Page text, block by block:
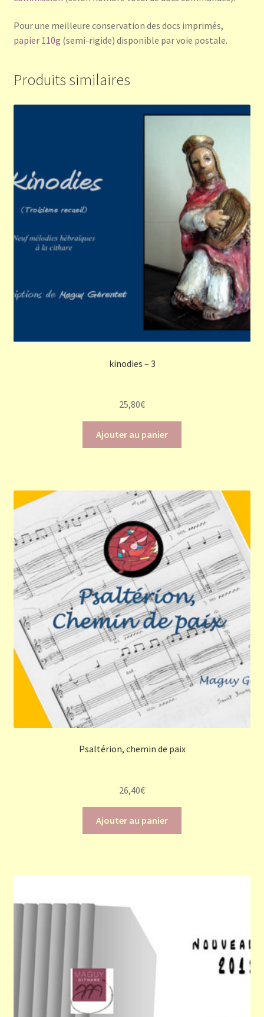
Pour une meilleure conservation des docs imprimés,
papier 110g (semi-rigide) disponible par voie postale.
Produits similaires
kinodies – 3
25,80€
Ajouter au panier
Psaltérion, chemin de paix
26,40€
Ajouter au panier